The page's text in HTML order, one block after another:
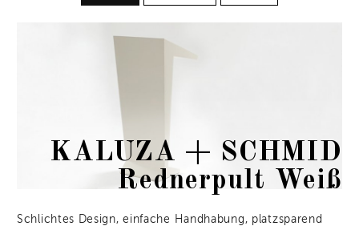
KALUZA + SCHMID
Rednerpult Weiß
Schlichtes Design, einfache Handhabung, platzsparend